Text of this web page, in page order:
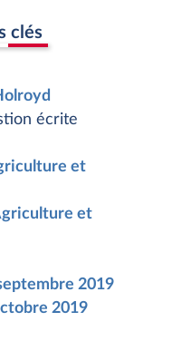
clés
écrite
et
et
2019
2019